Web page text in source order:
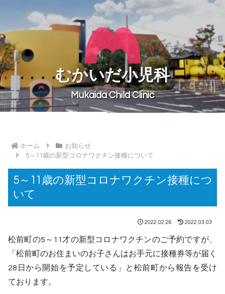
むかいだ小児科
Mukaida Child Clinic
ホーム
お知らせ
5～11歳の新型コロナワクチン接種について
5～11歳の新型コロナワクチン接種につ
いて
2022.02.26 2022.03.03
松前町の5～11才の新型コロナワクチンのご予約ですが、
「松前町のお住まいのお子さんはお手元に接種券等が届く
28日から開始を予定している」と松前町から報告を受け
ております。